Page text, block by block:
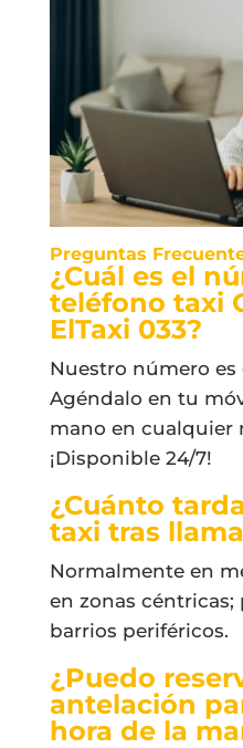
Preguntas
¿Cuál es el
teléfono taxi
ElTaxi 033?
Nuestro número es
Agéndalo en tu
mano en cualquier
¡Disponible 24/7!
¿Cuánto
taxi tras
Normalmente en
en zonas céntricas;
barrios periféricos.
¿Puedo
antelación
hora de la